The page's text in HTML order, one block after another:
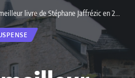
de Stéphane Jaffrézic en 2026 ? Découvrez nos 2 sélections